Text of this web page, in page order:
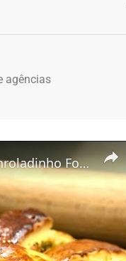
agências
Joelho de Presunto e Queijo: Receita de Enroladinho Fofinho